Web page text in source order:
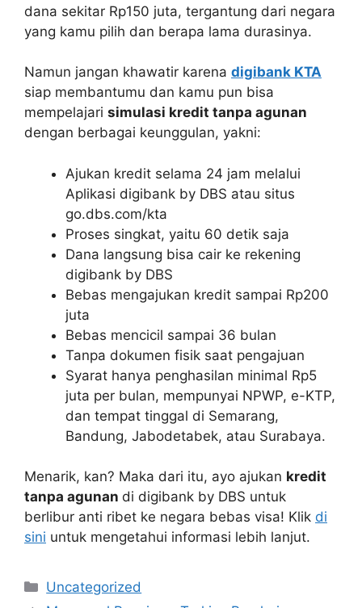
dana sekitar Rp150 juta, tergantung dari negara
yang kamu pilih dan berapa lama durasinya.
Namun jangan khawatir karena digibank KTA
siap membantumu dan kamu pun bisa
mempelajari simulasi kredit tanpa agunan
dengan berbagai keunggulan, yakni:
Ajukan kredit selama 24 jam melalui
Aplikasi digibank by DBS atau situs
go.dbs.com/kta
Proses singkat, yaitu 60 detik saja
Dana langsung bisa cair ke rekening
digibank by DBS
Bebas mengajukan kredit sampai Rp200
juta
Bebas mencicil sampai 36 bulan
Tanpa dokumen fisik saat pengajuan
Syarat hanya penghasilan minimal Rp5
juta per bulan, mempunyai NPWP, e-KTP,
dan tempat tinggal di Semarang,
Bandung, Jabodetabek, atau Surabaya.
Menarik, kan? Maka dari itu, ayo ajukan kredit
tanpa agunan di digibank by DBS untuk
berlibur anti ribet ke negara bebas visa! Klik di
sini untuk mengetahui informasi lebih lanjut.
Kategori
Uncategorized